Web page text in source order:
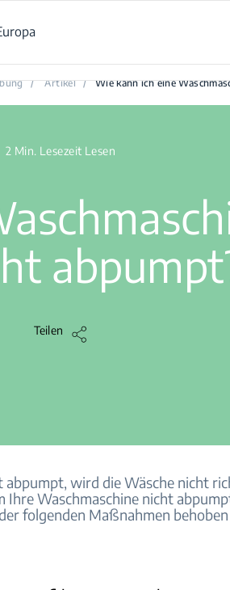
/ Artikel / Wie kann ich eine
2 Min. Lesezeit Lesen
Teilen
reparieren, die nicht
abpumpt, wird die Wäsche nicht
Ihre Waschmaschine nicht
folgenden Maßnahmen